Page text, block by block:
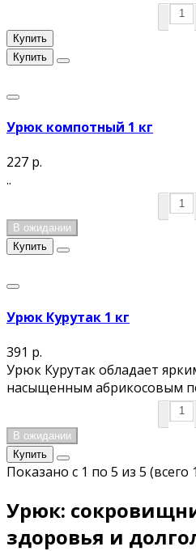
Купить
Купить
Урюк компотный 1 кг
227 р.
..
В ожидании
Купить
Урюк Курутак 1 кг
391 р.
Урюк Курутак обладает
насыщенным абрикосовым
В ожидании
Купить
Показано с 1 по 5 из 5 (всего
Урюк:
здоровья и